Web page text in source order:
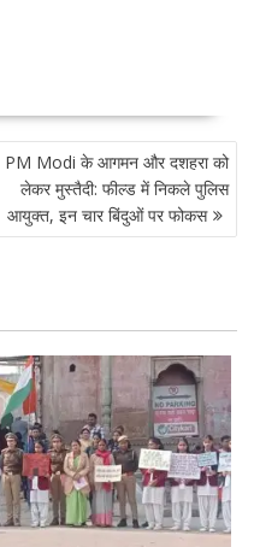
PM Modi के आगमन और दशहरा को
लेकर मुस्तैदी: फील्ड में निकले पुलिस
आयुक्त, इन चार बिंदुओं पर फोकस